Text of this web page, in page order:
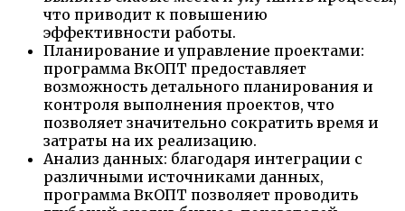
что приводит к повышению
эффективности работы.
Планирование и управление проектами:
программа ВкОПТ предоставляет
возможность детального планирования и
контроля выполнения проектов, что
позволяет значительно сократить время и
затраты на их реализацию.
Анализ данных: благодаря интеграции с
различными источниками данных,
программа ВкОПТ позволяет проводить